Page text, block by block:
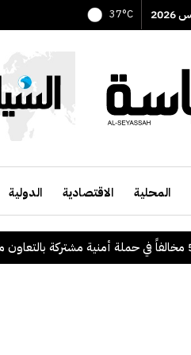
37°C
المحلية الاقتصادية الدولية